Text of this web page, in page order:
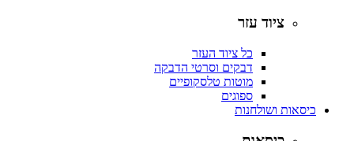
ציוד עזר
כל ציוד העזר
דבקים וסרטי הדבקה
מוטות טלסקופיים
ספוגים
כיסאות ושולחנות